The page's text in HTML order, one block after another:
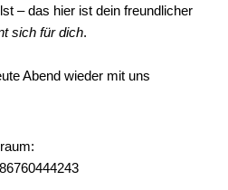
– das hier ist dein freundlicher
sich für dich.
Abend wieder mit uns